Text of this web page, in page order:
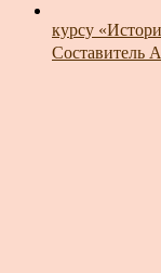
курсу
Составитель